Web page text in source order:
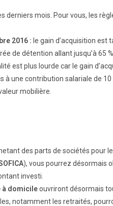
derniers mois. Pour vous, les
2016 : le gain d’acquisition est
de détention allant jusqu’à 65 %.
est plus lourde car le gain
une contribution salariale de 10
mobilière.
des parts de sociétés pour
), vous pourrez désormais
investi.
à domicileouvriront désormais
notamment les retraités,